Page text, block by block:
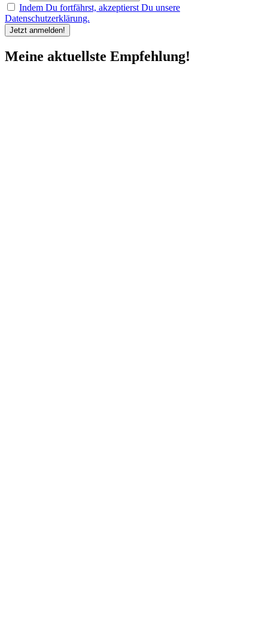
Indem Du fortfährst, akzeptierst Du unsere
Datenschutzerklärung.
Meine aktuellste Empfehlung!